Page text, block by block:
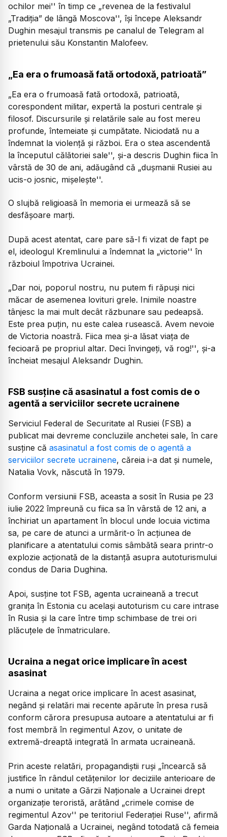
ochilor mei'' în timp ce „revenea de la festivalul
„Tradiţia” de lângă Moscova'', îşi începe Aleksandr
Dughin mesajul transmis pe canalul de Telegram al
prietenului său Konstantin Malofeev.
„Ea era o frumoasă fată ortodoxă, patrioată”
„Ea era o frumoasă fată ortodoxă, patrioată,
corespondent militar, expertă la posturi centrale şi
filosof. Discursurile şi relatările sale au fost mereu
profunde, întemeiate şi cumpătate. Niciodată nu a
îndemnat la violenţă şi război. Era o stea ascendentă
la începutul călătoriei sale'', şi-a descris Dughin fiica în
vârstă de 30 de ani, adăugând că „duşmanii Rusiei au
ucis-o josnic, mişeleşte''.
O slujbă religioasă în memoria ei urmează să se
desfăşoare marţi.
După acest atentat, care pare să-l fi vizat de fapt pe
el, ideologul Kremlinului a îndemnat la „victorie'' în
războiul împotriva Ucrainei.
„Dar noi, poporul nostru, nu putem fi răpuşi nici
măcar de asemenea lovituri grele. Inimile noastre
tânjesc la mai mult decât răzbunare sau pedeapsă.
Este prea puţin, nu este calea rusească. Avem nevoie
de Victoria noastră. Fiica mea şi-a lăsat viaţa de
fecioară pe propriul altar. Deci învingeţi, vă rog!'', şi-a
încheiat mesajul Aleksandr Dughin.
FSB susține că asasinatul a fost comis de o
agentă a serviciilor secrete ucrainene
Serviciul Federal de Securitate al Rusiei (FSB) a
publicat mai devreme concluziile anchetei sale, în care
susţine că asasinatul a fost comis de o agentă a
serviciilor secrete ucrainene, căreia i-a dat şi numele,
Natalia Vovk, născută în 1979.
Conform versiunii FSB, aceasta a sosit în Rusia pe 23
iulie 2022 împreună cu fiica sa în vârstă de 12 ani, a
închiriat un apartament în blocul unde locuia victima
sa, pe care de atunci a urmărit-o în acţiunea de
planificare a atentatului comis sâmbătă seara printr-o
explozie acţionată de la distanţă asupra autoturismului
condus de Daria Dughina.
Apoi, susţine tot FSB, agenta ucraineană a trecut
graniţa în Estonia cu acelaşi autoturism cu care intrase
în Rusia şi la care între timp schimbase de trei ori
plăcuţele de înmatriculare.
Ucraina a negat orice implicare în acest
asasinat
Ucraina a negat orice implicare în acest asasinat,
negând şi relatări mai recente apărute în presa rusă
conform cărora presupusa autoare a atentatului ar fi
fost membră în regimentul Azov, o unitate de
extremă-dreaptă integrată în armata ucraineană.
Prin aceste relatări, propagandiştii ruşi „încearcă să
justifice în rândul cetăţenilor lor deciziile anterioare de
a numi o unitate a Gărzii Naţionale a Ucrainei drept
organizaţie teroristă, arătând „crimele comise de
regimentul Azov'' pe teritoriul Federaţiei Ruse'', afirmă
Garda Naţională a Ucrainei, negând totodată că femeia